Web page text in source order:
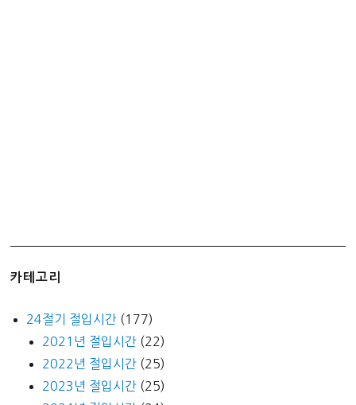
카테고리
24절기 절입시간 (177)
2021년 절입시간 (22)
2022년 절입시간 (25)
2023년 절입시간 (25)